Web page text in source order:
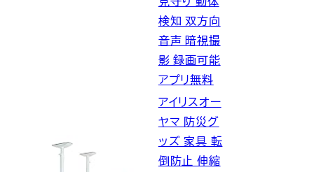
検知 双方向
音声 暗視撮
影 録画可能
アプリ無料
アイリスオー
ヤマ 防災グ
ッズ 家具 転
倒防止 伸縮